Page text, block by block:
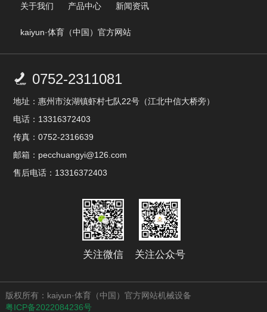
关于我们 产品中心 新闻资讯
kaiyun·体育（中国）官方网站
 0752-2311081
地址：惠州市汝湖镇虾村七队22号（江北中信大桥旁）
电话：13316372403
传真：0752-2316639
邮箱：pecchuangyi@126.com
售后电话：13316372403
关注微信 关注公众号
版权所有：kaiyun·体育（中国）官方网站机械设备
粤ICP备2022084236号